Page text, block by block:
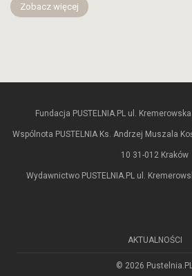
Zobacz więcej
Fundacja PUSTELNIA.PL ul.
Wspólnota PUSTELNIA Ks. Andrzej Muszala
10 31-012 Kraków
Wydawnictwo PUSTELNIA.PL ul.
AKTUALNOŚCI
© 2026